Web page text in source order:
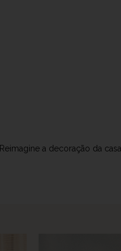
Reimagine a decoração da